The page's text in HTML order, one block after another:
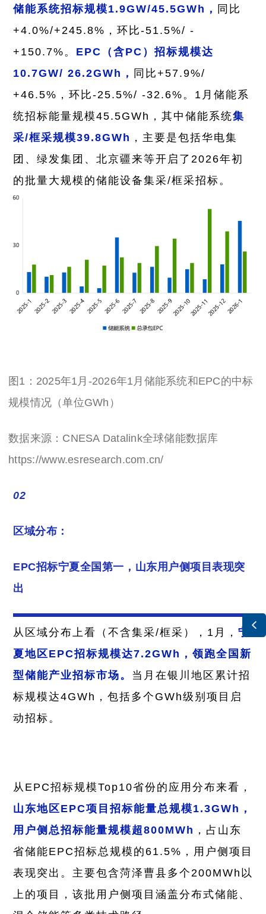

储能系统招标规模1.9GW/45.5GWh， 同比
+4.0%/+245.8%， 环比-51.5%/ -
+150.7%。 EPC（含PC）招标规模达
10.7GW/ 26.2GWh， 同比+57.9%/
+46.5%，环 比-25.5%/ -32.6%。1月储能系
统招标能量规模45.5GWh，其中储能系统集
采/框采规模39.8GWh ，主要是包括华电集
团、绿发集团、 北京疆来等开 启了2026年初
的批量大规模的储能设备集采/框采招标。
图1： 2025年1月-2026年1月储能系统和EPC的中标
规模情况（单位GWh）
数据来源：CNESA Datalink全球储能数据库
https://www.esresearch.com.cn/
02
区域分布：
EPC招标宁夏全国第一，山东用户侧项目表现突
出
从区域分布上看（不含集采/框采），1月， 宁
夏地区EPC招标规模达7.2GWh，领跑全国新
型储能产业招标市场。 当月在银川地区累计招
标规模达4GWh，包括多个GWh级别项目启
动招标。
从EPC招标规模Top10省份的应用分布来看，
山东地区EPC项目招标能量总规模1.3GWh，
用户侧总招标能量规模超800MWh ，占山东
省储能EPC招标总规模的61.5%，用户侧项目
表现突出。主要包含菏泽曹县多个200MWh以
上的项目，该批用户侧项目涵盖分布式储能、